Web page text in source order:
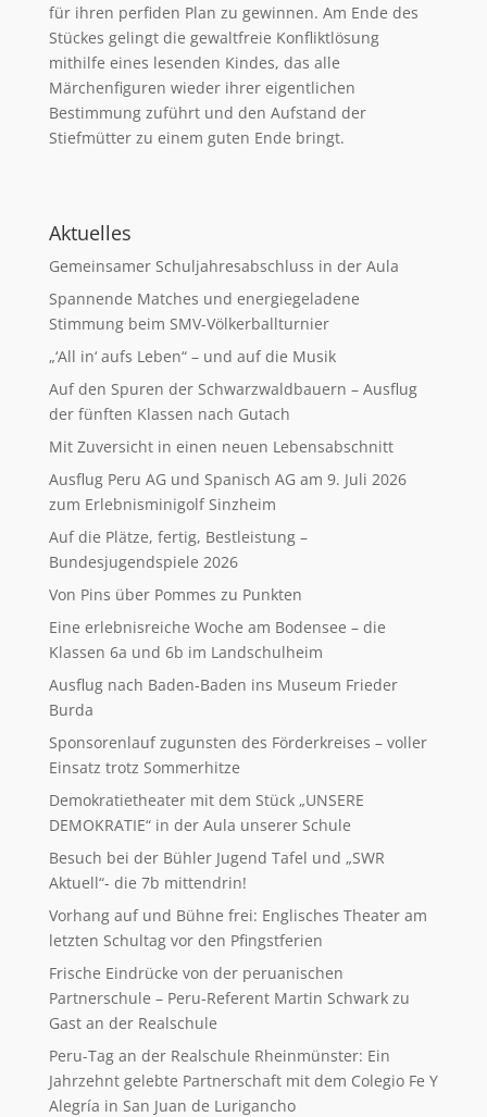
für ihren perfiden Plan zu gewinnen. Am Ende des
Stückes gelingt die gewaltfreie Konfliktlösung
mithilfe eines lesenden Kindes, das alle
Märchenfiguren wieder ihrer eigentlichen
Bestimmung zuführt und den Aufstand der
Stiefmütter zu einem guten Ende bringt.
Aktuelles
Gemeinsamer Schuljahresabschluss in der Aula
Spannende Matches und energiegeladene
Stimmung beim SMV-Völkerballturnier
„‘All in‘ aufs Leben“ – und auf die Musik
Auf den Spuren der Schwarzwaldbauern – Ausflug
der fünften Klassen nach Gutach
Mit Zuversicht in einen neuen Lebensabschnitt
Ausflug Peru AG und Spanisch AG am 9. Juli 2026
zum Erlebnisminigolf Sinzheim
Auf die Plätze, fertig, Bestleistung –
Bundesjugendspiele 2026
Von Pins über Pommes zu Punkten
Eine erlebnisreiche Woche am Bodensee – die
Klassen 6a und 6b im Landschulheim
Ausflug nach Baden-Baden ins Museum Frieder
Burda
Sponsorenlauf zugunsten des Förderkreises – voller
Einsatz trotz Sommerhitze
Demokratietheater mit dem Stück „UNSERE
DEMOKRATIE“ in der Aula unserer Schule
Besuch bei der Bühler Jugend Tafel und „SWR
Aktuell“- die 7b mittendrin!
Vorhang auf und Bühne frei: Englisches Theater am
letzten Schultag vor den Pfingstferien
Frische Eindrücke von der peruanischen
Partnerschule – Peru-Referent Martin Schwark zu
Gast an der Realschule
Peru-Tag an der Realschule Rheinmünster: Ein
Jahrzehnt gelebte Partnerschaft mit dem Colegio Fe Y
Alegría in San Juan de Lurigancho